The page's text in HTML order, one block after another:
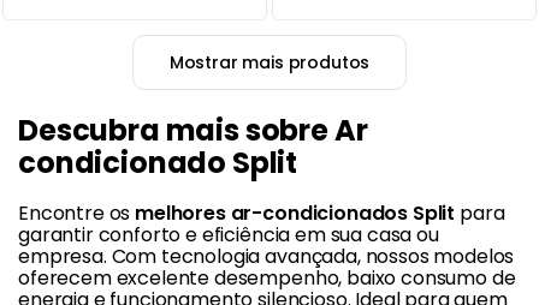
Mostrar mais produtos
Descubra mais sobre Ar
condicionado Split
Encontre os melhores ar-condicionados Split para
garantir conforto e eficiência em sua casa ou
empresa. Com tecnologia avançada, nossos modelos
oferecem excelente desempenho, baixo consumo de